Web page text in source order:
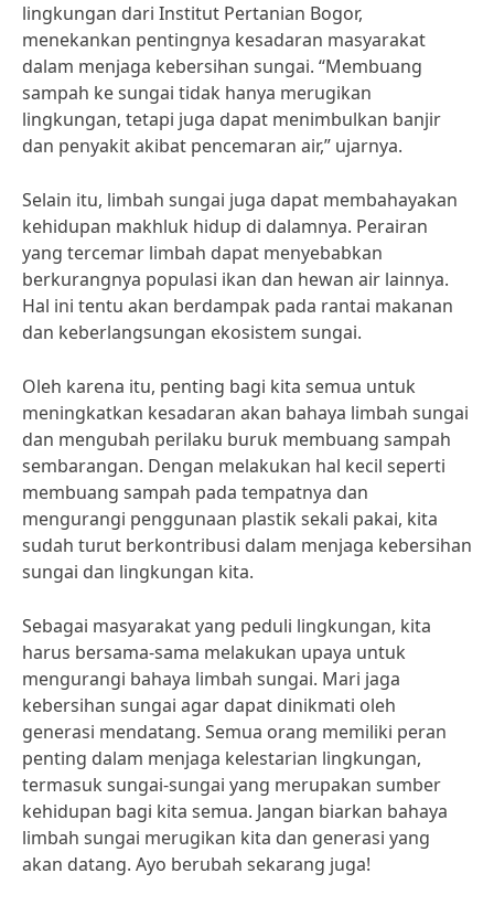
lingkungan dari Institut Pertanian Bogor,
menekankan pentingnya kesadaran masyarakat
dalam menjaga kebersihan sungai. “Membuang
sampah ke sungai tidak hanya merugikan
lingkungan, tetapi juga dapat menimbulkan banjir
dan penyakit akibat pencemaran air,” ujarnya.
Selain itu, limbah sungai juga dapat membahayakan
kehidupan makhluk hidup di dalamnya. Perairan
yang tercemar limbah dapat menyebabkan
berkurangnya populasi ikan dan hewan air lainnya.
Hal ini tentu akan berdampak pada rantai makanan
dan keberlangsungan ekosistem sungai.
Oleh karena itu, penting bagi kita semua untuk
meningkatkan kesadaran akan bahaya limbah sungai
dan mengubah perilaku buruk membuang sampah
sembarangan. Dengan melakukan hal kecil seperti
membuang sampah pada tempatnya dan
mengurangi penggunaan plastik sekali pakai, kita
sudah turut berkontribusi dalam menjaga kebersihan
sungai dan lingkungan kita.
Sebagai masyarakat yang peduli lingkungan, kita
harus bersama-sama melakukan upaya untuk
mengurangi bahaya limbah sungai. Mari jaga
kebersihan sungai agar dapat dinikmati oleh
generasi mendatang. Semua orang memiliki peran
penting dalam menjaga kelestarian lingkungan,
termasuk sungai-sungai yang merupakan sumber
kehidupan bagi kita semua. Jangan biarkan bahaya
limbah sungai merugikan kita dan generasi yang
akan datang. Ayo berubah sekarang juga!